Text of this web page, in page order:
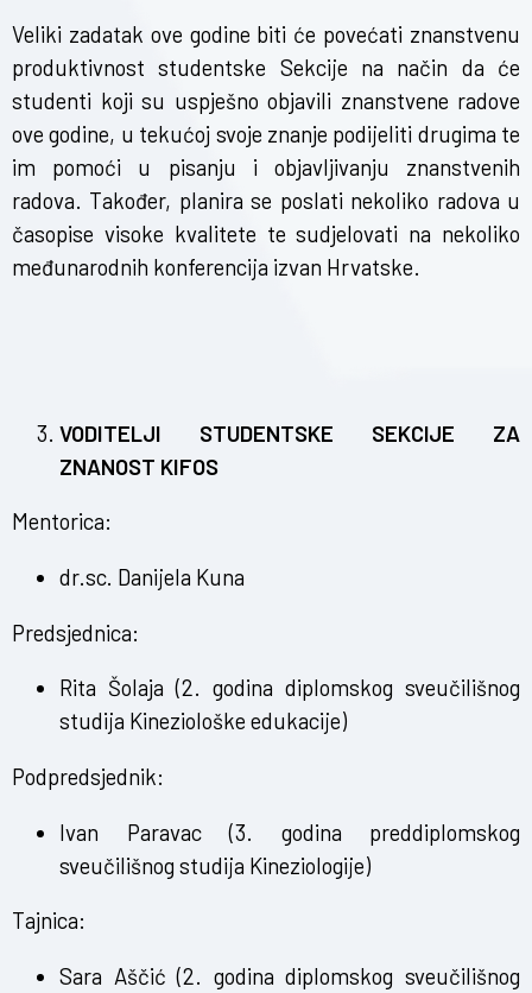
Veliki zadatak ove godine biti će povećati znanstvenu
produktivnost studentske Sekcije na način da će
studenti koji su uspješno objavili znanstvene radove
ove godine, u tekućoj svoje znanje podijeliti drugima te
im pomoći u pisanju i objavljivanju znanstvenih
radova. Također, planira se poslati nekoliko radova u
časopise visoke kvalitete te sudjelovati na nekoliko
međunarodnih konferencija izvan Hrvatske.
VODITELJI STUDENTSKE SEKCIJE ZA
ZNANOST KIFOS
Mentorica:
dr.sc. Danijela Kuna
Predsjednica:
Rita Šolaja (2. godina diplomskog sveučilišnog
studija Kineziološke edukacije)
Podpredsjednik:
Ivan Paravac (3. godina preddiplomskog
sveučilišnog studija Kineziologije)
Tajnica:
Sara Aščić (2. godina diplomskog sveučilišnog